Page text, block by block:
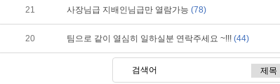
21 사장님급 지배인님급만 열람가능 (78)
20 팀으로 같이 열심히 일하실분 연락주세요 ~!!! (44)